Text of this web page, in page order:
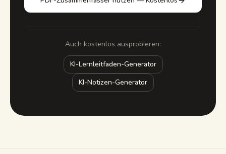
Auch kostenlos ausprobieren:
KI-Lernleitfaden-Generator
KI-Notizen-Generator